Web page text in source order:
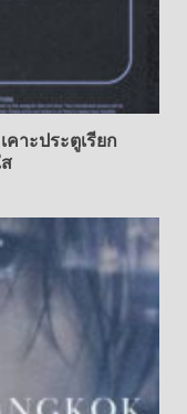
คาะประตูเรียก